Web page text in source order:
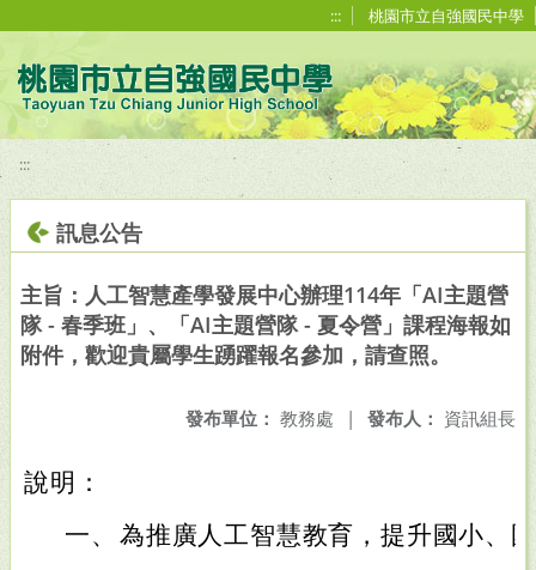
::: 桃園市立自強國民中學
:::
訊息公告
主旨：人工智慧產學發展中心辦理114年「AI主題營
隊 - 春季班」、「AI主題營隊 - 夏令營」課程海報如
附件，歡迎貴屬學生踴躍報名參加，請查照。
發布人： 資訊組長
發布單位： 教務處 |
說明：
一、 為推廣人工智慧教育，提升國小、